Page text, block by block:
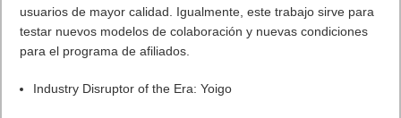
usuarios de mayor calidad. Igualmente, este trabajo sirve para
testar nuevos modelos de colaboración y nuevas condiciones
para el programa de afiliados.
Industry Disruptor of the Era: Yoigo